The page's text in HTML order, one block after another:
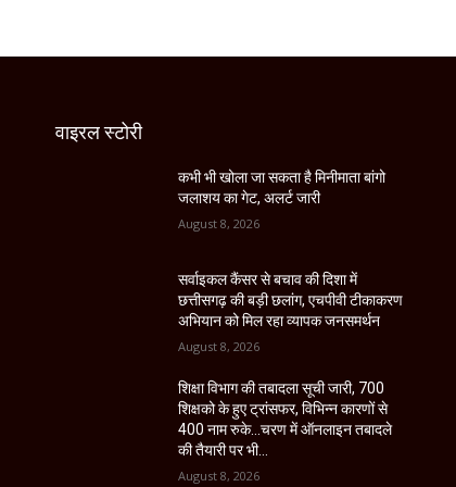
वाइरल स्टोरी
कभी भी खोला जा सकता है मिनीमाता बांगो
जलाशय का गेट, अलर्ट जारी
August 8, 2026
सर्वाइकल कैंसर से बचाव की दिशा में
छत्तीसगढ़ की बड़ी छलांग, एचपीवी टीकाकरण
अभियान को मिल रहा व्यापक जनसमर्थन
August 8, 2026
शिक्षा विभाग की तबादला सूची जारी, 700
शिक्षको के हुए ट्रांसफर, विभिन्न कारणों से
400 नाम रुके…चरण में ऑनलाइन तबादले
की तैयारी पर भी...
August 8, 2026